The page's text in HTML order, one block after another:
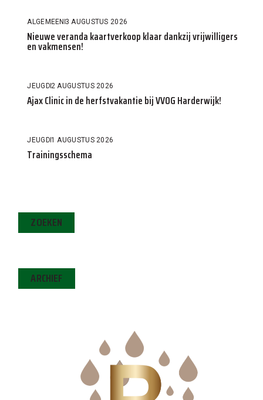
ALGEMEEN3 AUGUSTUS 2026
Nieuwe veranda kaartverkoop klaar dankzij vrijwilligers
en vakmensen!
JEUGD2 AUGUSTUS 2026
Ajax Clinic in de herfstvakantie bij VVOG Harderwijk!
JEUGD1 AUGUSTUS 2026
Trainingsschema
ZOEKEN
ARCHIEF